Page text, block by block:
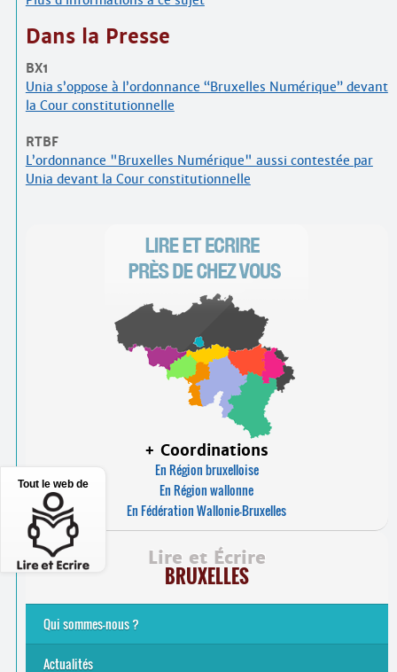
Dans la Presse
BX1
Unia s’oppose à l’ordonnance “Bruxelles Numérique” devant
la Cour constitutionnelle
RTBF
L’ordonnance "Bruxelles Numérique" aussi contestée par
Unia devant la Cour constitutionnelle
+ Coordinations
En Région bruxelloise
En Région wallonne
En Fédération Wallonie-Bruxelles
Lire et Écrire
BRUXELLES
Qui sommes-nous ?
Analphabétisme et illettrisme
L’alphabétisation populaire
Le mouvement Lire et Écrire
Nos missions
... Tous les articles
Actualités
Tout le web de